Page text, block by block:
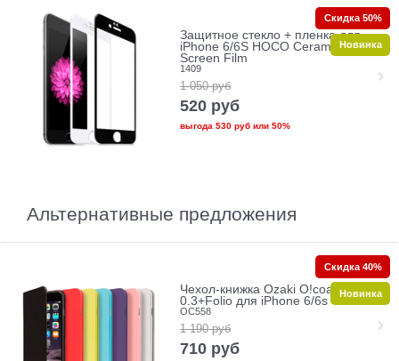
Защитное стекло + пленка для
iPhone 6/6S HOCO Ceramic Glass
Screen Film
1409
1 050 руб
520 руб
выгода 530 рубили 50%
Скидка 50%
Новинка
Альтернативные предложения
Чехол-книжка Ozaki O!coat
0.3+Folio для iPhone 6/6s
OC558
1 190 руб
710 руб
Скидка 40%
Новинка